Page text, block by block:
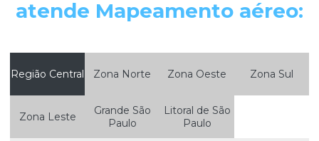
Levantamento georreferenciado
Levantamento georreferenciado rural
Levantamento georreferenciado urbano
Levantamento planialtimétrico cadastral
atende Mapeamento aéreo:
Região Central Zona Norte Zona Oeste Zona Sul
Zona Leste
Grande São
Paulo
Litoral de São
Paulo